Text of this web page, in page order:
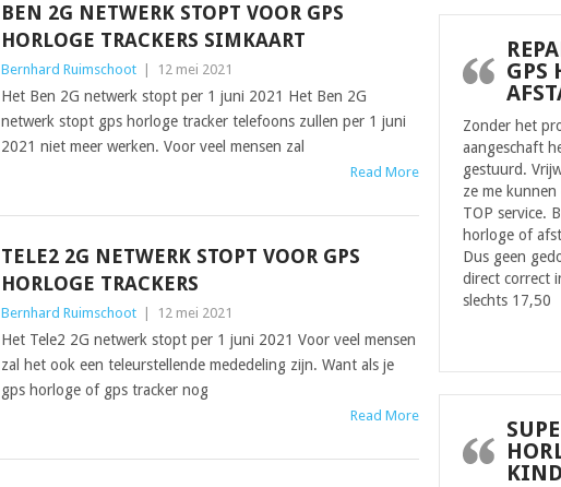
BEN 2G NETWERK STOPT VOOR GPS
HORLOGE TRACKERS SIMKAART
Bernhard Ruimschoot 12 mei 2021
Het Ben 2G netwerk stopt per 1 juni 2021 Het Ben 2G
netwerk stopt gps horloge tracker telefoons zullen per 1 juni
2021 niet meer werken. Voor veel mensen zal
Read More
TELE2 2G NETWERK STOPT VOOR GPS
HORLOGE TRACKERS
Bernhard Ruimschoot 12 mei 2021
Het Tele2 2G netwerk stopt per 1 juni 2021 Voor veel mensen
zal het ook een teleurstellende mededeling zijn. Want als je
gps horloge of gps tracker nog
Read More
GPS
Zonder het
aangeschaft
gestuurd.
ze me
TOP service.
horloge of
Dus geen
direct correct
slechts 17,50